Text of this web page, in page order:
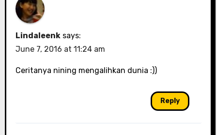
Lindaleenk says:
June 7, 2016 at 11:24 am
Ceritanya nining mengalihkan dunia :))
Reply